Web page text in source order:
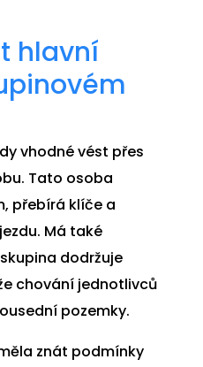
hlavní
vhodné vést přes
Tato osoba
přebírá klíče a
Má také
dodržuje
chování jednotlivců
pozemky.
znát podmínky